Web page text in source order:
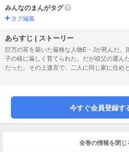
みんなのまんがタグ
タグ編集
あらすじ | ストーリー
巨万の富を築いた厳格な人物E・Jが死んだ。
子の様に厳しく育てられた。だが祖父の選ん
だった。その上遺言で、二人に同じ家に住め
きたのに今更・・・。だがモーガンは、敵
今すぐ会員登録す
全巻の情報を 閉じ